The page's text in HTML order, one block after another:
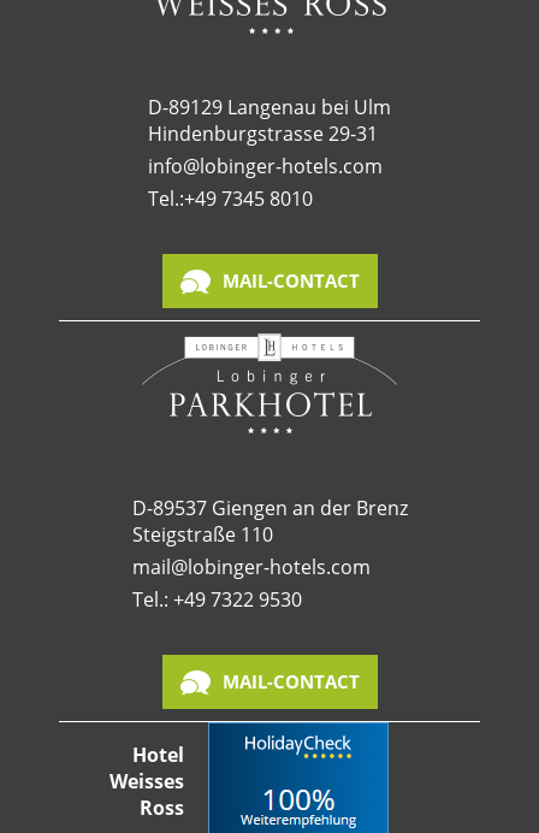
D-89129 Langenau bei Ulm
Hindenburgstrasse 29-31
info@lobinger-hotels.com
Tel.:+49 7345 8010
MAIL-CONTACT
D-89537 Giengen an der Brenz
Steigstraße 110
mail@lobinger-hotels.com
Tel.: +49 7322 9530
MAIL-CONTACT
Hotel
Weisses
Ross